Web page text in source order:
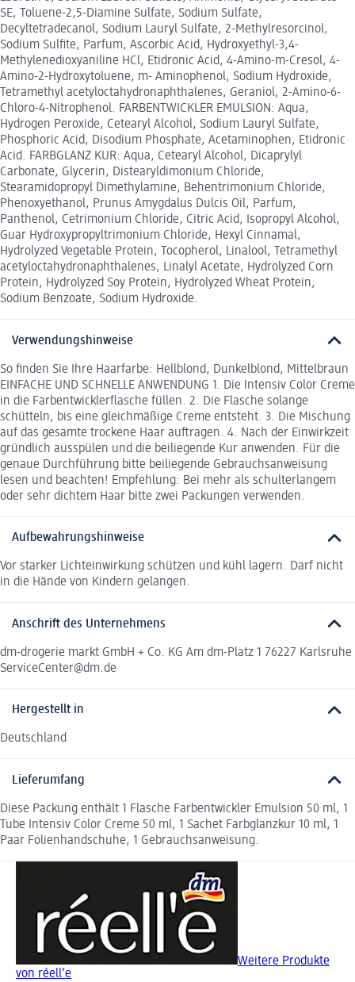
SE, Toluene-2,5-Diamine Sulfate, Sodium Sulfate,
Decyltetradecanol, Sodium Lauryl Sulfate, 2-Methylresorcinol,
Sodium Sulfite, Parfum, Ascorbic Acid, Hydroxyethyl-3,4-
Methylenedioxyaniline HCl, Etidronic Acid, 4-Amino-m-Cresol, 4-
Amino-2-Hydroxytoluene, m- Aminophenol, Sodium Hydroxide,
Tetramethyl acetyloctahydronaphthalenes, Geraniol, 2-Amino-6-
Chloro-4-Nitrophenol. FARBENTWICKLER EMULSION: Aqua,
Hydrogen Peroxide, Cetearyl Alcohol, Sodium Lauryl Sulfate,
Phosphoric Acid, Disodium Phosphate, Acetaminophen, Etidronic
Acid. FARBGLANZ KUR: Aqua, Cetearyl Alcohol, Dicaprylyl
Carbonate, Glycerin, Distearyldimonium Chloride,
Stearamidopropyl Dimethylamine, Behentrimonium Chloride,
Phenoxyethanol, Prunus Amygdalus Dulcis Oil, Parfum,
Panthenol, Cetrimonium Chloride, Citric Acid, Isopropyl Alcohol,
Guar Hydroxypropyltrimonium Chloride, Hexyl Cinnamal,
Hydrolyzed Vegetable Protein, Tocopherol, Linalool, Tetramethyl
acetyloctahydronaphthalenes, Linalyl Acetate, Hydrolyzed Corn
Protein, Hydrolyzed Soy Protein, Hydrolyzed Wheat Protein,
Sodium Benzoate, Sodium Hydroxide.
Verwendungshinweise
So finden Sie Ihre Haarfarbe: Hellblond, Dunkelblond, Mittelbraun
EINFACHE UND SCHNELLE ANWENDUNG 1. Die Intensiv Color Creme
in die Farbentwicklerflasche füllen. 2. Die Flasche solange
schütteln, bis eine gleichmäßige Creme entsteht. 3. Die Mischung
auf das gesamte trockene Haar auftragen. 4. Nach der Einwirkzeit
gründlich ausspülen und die beiliegende Kur anwenden. Für die
genaue Durchführung bitte beiliegende Gebrauchsanweisung
lesen und beachten! Empfehlung: Bei mehr als schulterlangem
oder sehr dichtem Haar bitte zwei Packungen verwenden.
Aufbewahrungshinweise
Vor starker Lichteinwirkung schützen und kühl lagern. Darf nicht
in die Hände von Kindern gelangen.
Anschrift des Unternehmens
dm-drogerie markt GmbH + Co. KG Am dm-Platz 1 76227 Karlsruhe
ServiceCenter@dm.de
Hergestellt in
Deutschland
Lieferumfang
Diese Packung enthält 1 Flasche Farbentwickler Emulsion 50 ml, 1
Tube Intensiv Color Creme 50 ml, 1 Sachet Farbglanzkur 10 ml, 1
Paar Folienhandschuhe, 1 Gebrauchsanweisung.
Weitere Produkte
von réell‘e